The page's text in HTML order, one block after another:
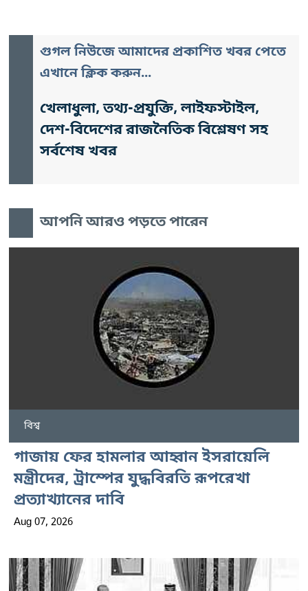
গুগল নিউজে আমাদের প্রকাশিত খবর পেতে
এখানে ক্লিক করুন...
খেলাধুলা, তথ্য-প্রযুক্তি, লাইফস্টাইল,
দেশ-বিদেশের রাজনৈতিক বিশ্লেষণ সহ
সর্বশেষ খবর
আপনি আরও পড়তে পারেন
বিশ্ব
গাজায় ফের হামলার আহ্বান ইসরায়েলি
মন্ত্রীদের, ট্রাম্পের যুদ্ধবিরতি রূপরেখা
প্রত্যাখ্যানের দাবি
Aug 07, 2026